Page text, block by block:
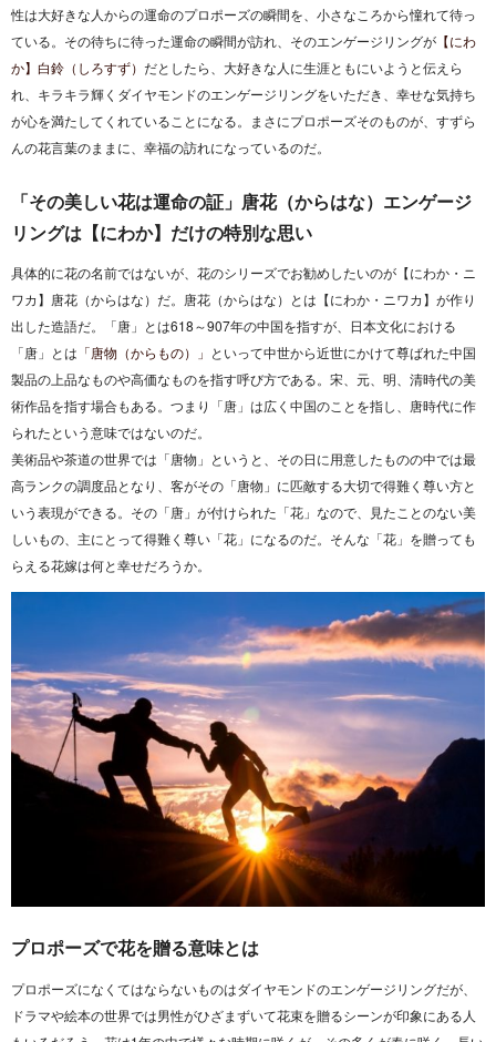
性は大好きな人からの運命のプロポーズの瞬間を、小さなころから憧れて待っ
ている。その待ちに待った運命の瞬間が訪れ、そのエンゲージリングが 【にわ
か】白鈴（しろすず） だとしたら、大好きな人に生涯ともにいようと伝えら
れ、キラキラ輝くダイヤモンドのエンゲージリングをいただき、幸せな気持ち
が心を満たしてくれていることになる。まさにプロポーズそのものが、すずら
んの花言葉のままに、幸福の訪れになっているのだ。
「その美しい花は運命の証」唐花（からはな）エンゲージ
リングは【にわか】だけの特別な思い
具体的に花の名前ではないが、花のシリーズでお勧めしたいのが【にわか・ニ
ワカ】唐花（からはな）だ。唐花（からはな）とは【にわか・ニワカ】が作り
出した造語だ。「唐」とは618～907年の中国を指すが、日本文化における
「唐」とは 「唐物（からもの）」 といって中世から近世にかけて尊ばれた中国
製品の上品なものや高価なものを指す呼び方である。宋、元、明、清時代の美
術作品を指す場合もある。つまり「唐」は広く中国のことを指し、唐時代に作
られたという意味ではないのだ。
美術品や茶道の世界では「唐物」というと、その日に用意したものの中では最
高ランクの調度品となり、客がその「唐物」に匹敵する大切で得難く尊い方と
いう表現ができる。その「唐」が付けられた「花」なので、見たことのない美
しいもの、主にとって得難く尊い「花」になるのだ。そんな「花」を贈っても
らえる花嫁は何と幸せだろうか。
プロポーズで花を贈る意味とは
プロポーズになくてはならないものはダイヤモンドのエンゲージリングだが、
ドラマや絵本の世界では男性がひざまずいて花束を贈るシーンが印象にある人